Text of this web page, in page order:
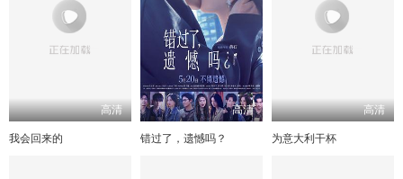
高清
我会回来的
高清
错过了，遗憾吗？
高清
为意大利干杯